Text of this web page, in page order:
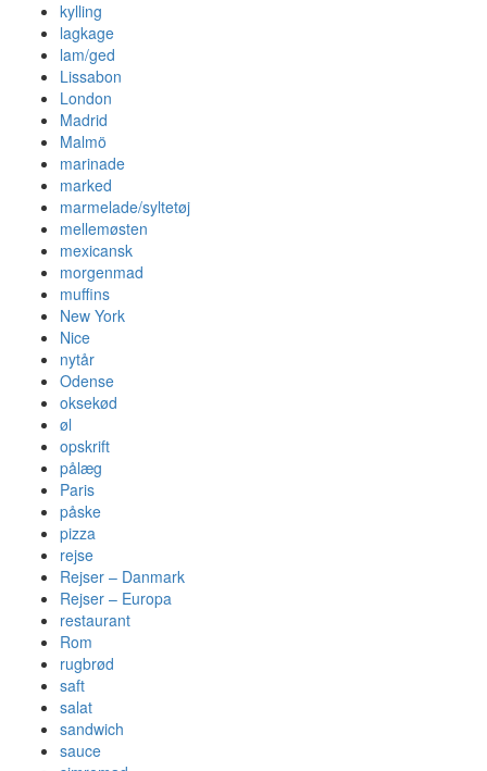
kylling
lagkage
lam/ged
Lissabon
London
Madrid
Malmö
marinade
marked
marmelade/syltetøj
mellemøsten
mexicansk
morgenmad
muffins
New York
Nice
nytår
Odense
oksekød
øl
opskrift
pålæg
Paris
påske
pizza
rejse
Rejser – Danmark
Rejser – Europa
restaurant
Rom
rugbrød
saft
salat
sandwich
sauce